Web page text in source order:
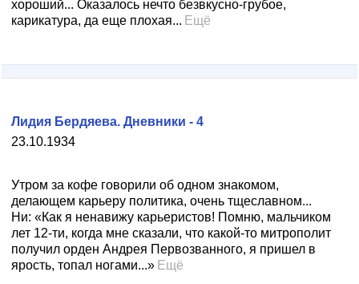
хороший... Оказалось нечто безвкусно-грубое,
карикатура, да еще плохая... Ещё
23.10.1934
Лидия Бердяева. Дневники - 4
Утром за кофе говорили об одном знакомом,
делающем карьеру политика, очень тщеславном...
Ни: «Как я ненавижу карьеристов! Помню, мальчиком
лет 12-ти, когда мне сказали, что какой-то митрополит
получил орден Андрея Первозванного, я пришел в
ярость, топал ногами...» Ещё